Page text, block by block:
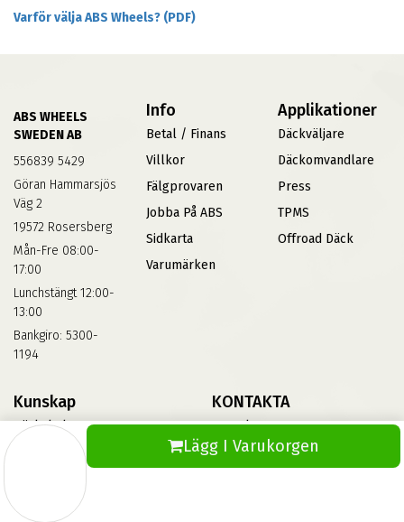
Lägg I Varukorgen
Varför välja ABS Wheels? (PDF)
ABS WHEELS
SWEDEN AB
556839 5429
Göran Hammarsjös
Väg 2
19572 Rosersberg
Mån-Fre 08:00-
17:00
Lunchstängt 12:00-
13:00
Bankgiro: 5300-
1194
Info
Betal / Finans
Villkor
Fälgprovaren
Jobba På ABS
Sidkarta
Varumärken
Applikationer
Däckväljare
Däckomvandlare
Press
TPMS
Offroad Däck
Kunskap
Däckskola
Informationsbank Av Däck
KONTAKTA
Kontakta Oss
Vinterdäck